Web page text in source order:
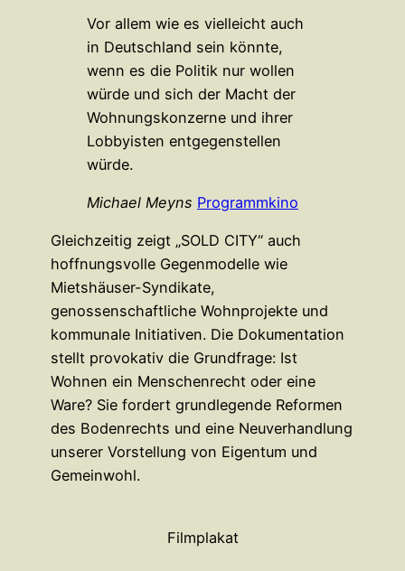
Vor allem wie es vielleicht auch
in Deutschland sein könnte,
wenn es die Politik nur wollen
würde und sich der Macht der
Wohnungskonzerne und ihrer
Lobbyisten entgegenstellen
würde.
Michael Meyns Programmkino
Gleichzeitig zeigt „SOLD CITY“ auch
hoffnungsvolle Gegenmodelle wie
Mietshäuser-Syndikate,
genossenschaftliche Wohnprojekte und
kommunale Initiativen. Die Dokumentation
stellt provokativ die Grundfrage: Ist
Wohnen ein Menschenrecht oder eine
Ware? Sie fordert grundlegende Reformen
des Bodenrechts und eine Neuverhandlung
unserer Vorstellung von Eigentum und
Gemeinwohl.
Filmplakat